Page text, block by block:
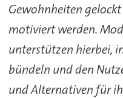
Gewohnheiten
motiviert werden.
unterstützen hierbei,
bündeln und den
und Alternativen für